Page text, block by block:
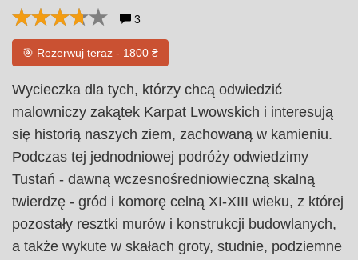
3
🎯 Rezerwuj teraz - 1800 ₴
Wycieczka dla tych, którzy chcą odwiedzić
malowniczy zakątek Karpat Lwowskich i interesują
się historią naszych ziem, zachowaną w kamieniu.
Podczas tej jednodniowej podróży odwiedzimy
Tustań - dawną wczesnośredniowieczną skalną
twierdzę - gród i komorę celną XI-XIII wieku, z której
pozostały resztki murów i konstrukcji budowlanych,
a także wykute w skałach groty, studnie, podziemne